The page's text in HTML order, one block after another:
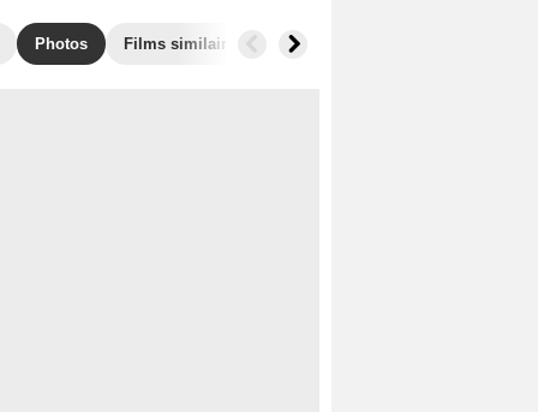
Photos Films similaires